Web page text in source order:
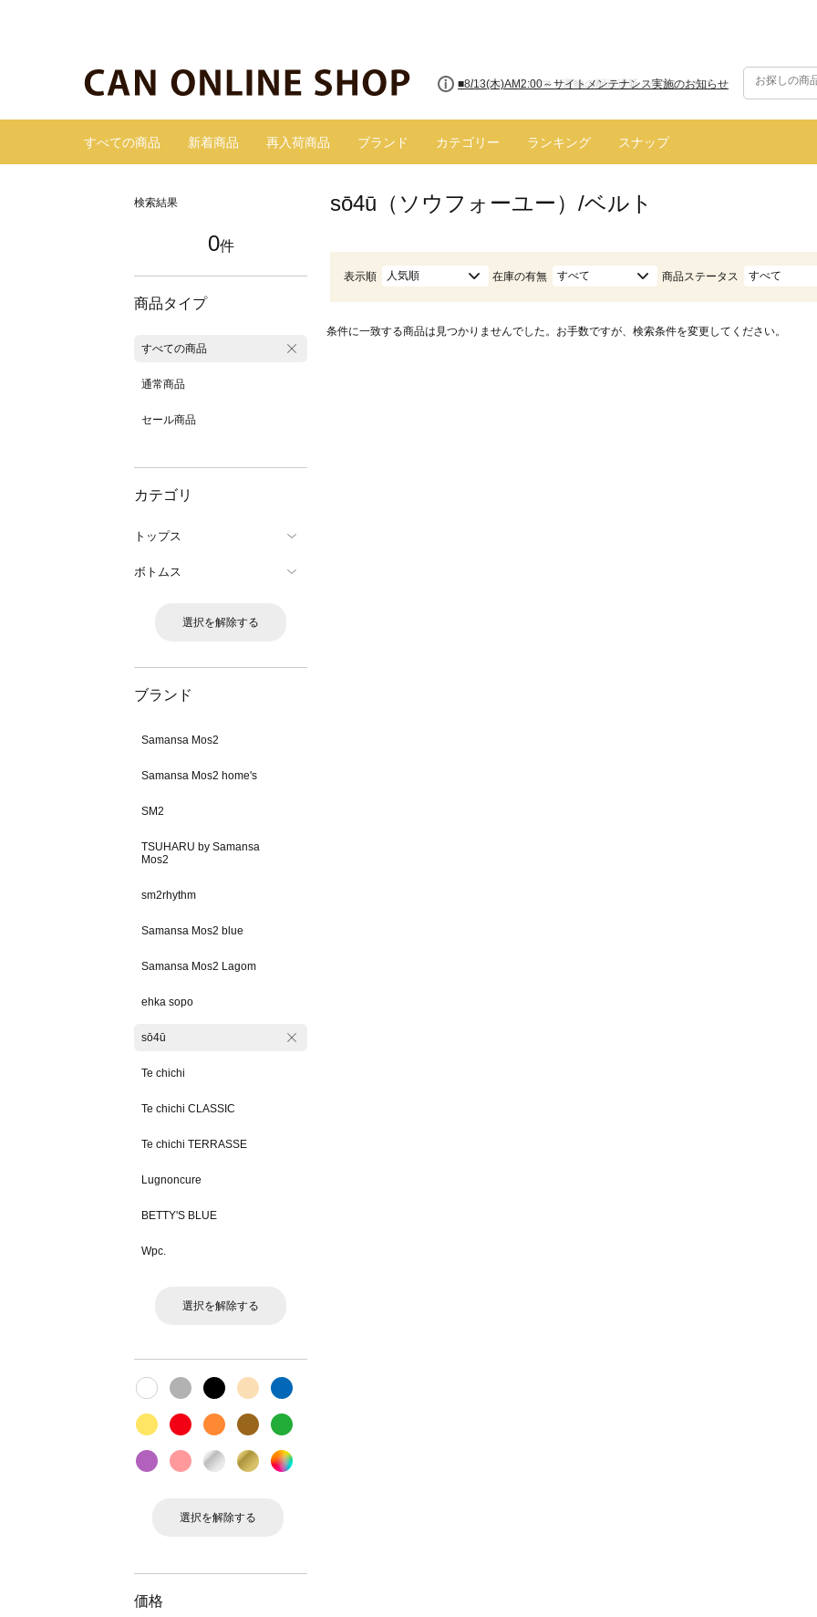
■8/13(木)AM2:00～サイトメンテナンス実施のお知らせ
すべての商品 新着商品 再入荷商品 ブランド カテゴリー ランキング スナップ
検索結果
0件
商品タイプ
すべての商品
通常商品
セール商品
カテゴリ
トップス
ボトムス
選択を解除する
ブランド
Samansa Mos2
Samansa Mos2 home's
SM2
TSUHARU by Samansa
Mos2
sm2rhythm
Samansa Mos2 blue
Samansa Mos2 Lagom
ehka sopo
sō4ū
Te chichi
Te chichi CLASSIC
Te chichi TERRASSE
Lugnoncure
BETTY'S BLUE
Wpc.
選択を解除する
選択を解除する
価格
sō4ū（ソウフォーユー）/ベルト
表示順 人気順 在庫の有無 すべて 商品ステータス すべて
条件に一致する商品は見つかりませんでした。お手数ですが、検索条件を変更してください。